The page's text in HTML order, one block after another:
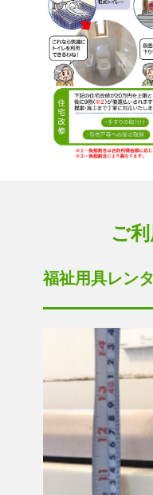
ご
福祉用具レン